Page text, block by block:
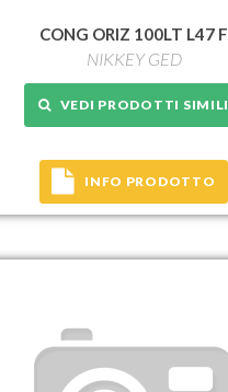
CONG ORIZ 100LT L47 F
NIKKEY GED
VEDI PRODOTTI SIMILI
INFO PRODOTTO